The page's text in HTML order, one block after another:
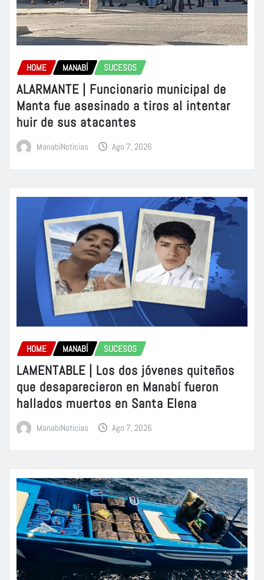
HOME MANABÍ SUCESOS
ALARMANTE | Funcionario municipal de
Manta fue asesinado a tiros al intentar
huir de sus atacantes
ManabiNoticias Ago 7, 2026
HOME MANABÍ SUCESOS
LAMENTABLE | Los dos jóvenes quiteños
que desaparecieron en Manabí fueron
hallados muertos en Santa Elena
ManabiNoticias Ago 7, 2026